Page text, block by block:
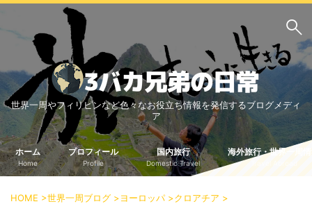
サイト内検索
3バカ兄弟のブログ
三男：増田っちのブロ
グ
次男：タクジのブログ
長男：Yoshiのブログ
ビジネス・ライフハック
世界一周やフィリピンなど色々なお役立ち情報を発信するブログメディ
ア
ホーム
Home
プロフィール
Profile
国内旅行
Domestic Travel
海外旅行・世界一周
HOME >世界一周ブログ >ヨーロッパ >クロアチア >